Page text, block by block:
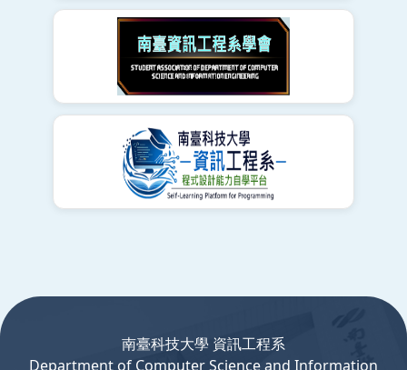
南臺科技大學 資訊工程系
Departmentof ComputerScience and Information